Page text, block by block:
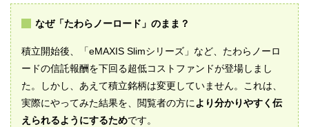
なぜ「たわらノーロード」のまま？
積立開始後、「eMAXIS Slimシリーズ」など、たわらノーロ
ードの信託報酬を下回る超低コストファンドが登場しまし
た。しかし、あえて積立銘柄は変更していません。これは、
実際にやってみた結果を、閲覧者の方により分かりやすく伝
えられるようにするためです。